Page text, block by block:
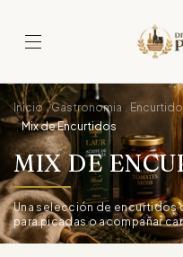
Inicio . Gastronomia
. Mix de Encurtidos
MIX DE
Una selección de encurtidos
para picadas o acompañar
únicos y frescura.